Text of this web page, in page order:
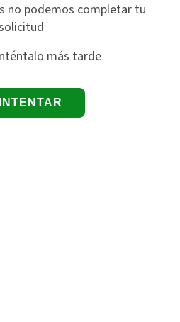
no podemos completar tu
más tarde